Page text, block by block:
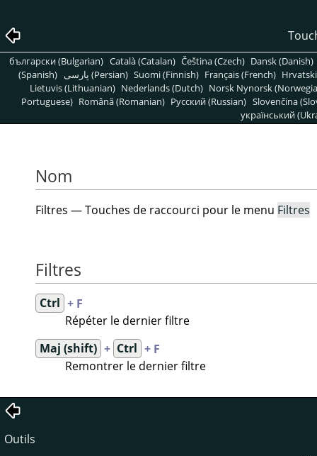
български (Bulgarian) Català (Catalan) Čeština (Czech) Dansk (Danish)
(Spanish)
پارسی (Persian) Suomi (Finnish) Français (French)
Lietuvis (Lithuanian) Nederlands (Dutch) Norsk Nynorsk
Portuguese) Română (Romanian) Pусский (Russian) Slovenčina
український
Nom
Filtres — Touches de raccourci pour le menu Filtres
Filtres
Ctrl + F
Répéter le dernier filtre
Maj (shift) + Ctrl + F
Remontrer le dernier filtre
Outils